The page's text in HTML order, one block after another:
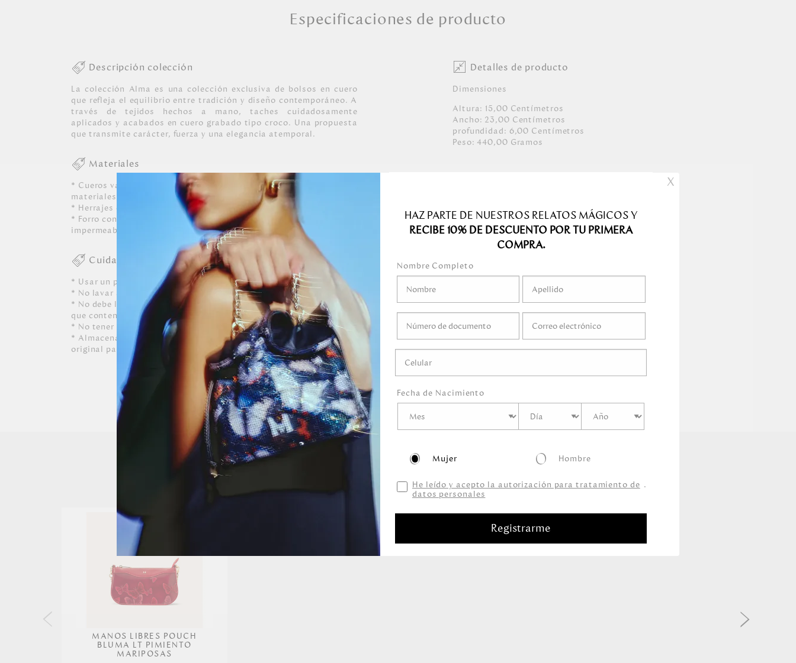
Especificaciones de producto
Descripción colección
La colección Alma es una colección exclusiva de bolsos en cuero
que refleja el equilibrio entre tradición y diseño contemporáneo. A
través de tejidos hechos a mano, taches cuidadosamente
aplicados y acabados en cuero grabado tipo croco. Una propuesta
que transmite carácter, fuerza y una elegancia atemporal.
Materiales
* Cueros vacunos con diferentes tipos de acabados hacen los
materiales de esta colección.
* Herrajes en zamac con acabados en oro claro y niquel.
* Forro contramarcado 100% poliéster con recubrimiento
impermeable.
Cuidados
* Usar un paño blanco limpio ligeramente húmedo.
* No lavar a máquina, ni usar detergentes. No mojar.
* No debe limpiarse, ni dejarle caer perfumes, gel ni ningún líquido
que contenga alcohol o solvente.
* No tener contacto con tinta de bolígrafos, ni marcadores.
* Almacenar siempre en lugares ventilados y guardar en el empaque
original para conservar su forma.
Detalles de producto
Dimensiones
Altura: 15,00 Centímetros
Ancho: 23,00 Centímetros
profundidad: 6,00 Centímetros
Peso: 440,00 Gramos
Productos relacionados
MANOS LIBRES POUCH
BLUMA LT PIMIENTO
MARIPOSAS
X
HAZ PARTE DE NUESTROS RELATOS MÁGICOS Y
RECIBE 10% DE DESCUENTO POR TU PRIMERA
COMPRA.
Nombre Completo
Fecha de Nacimiento
Mujer Hombre
He leído y acepto la autorización para tratamiento de
datos personales
.
Registrarme